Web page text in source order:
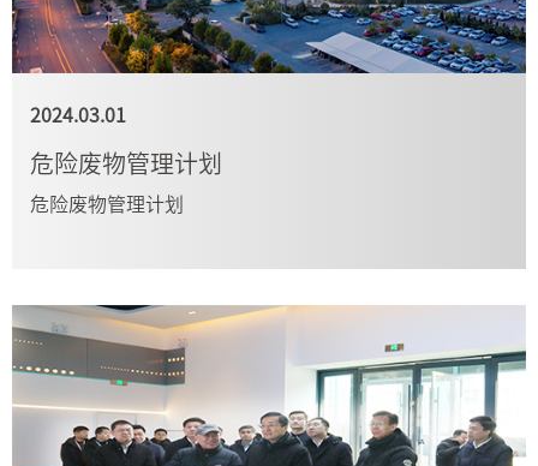
2024.03.01
危险废物管理计划
危险废物管理计划